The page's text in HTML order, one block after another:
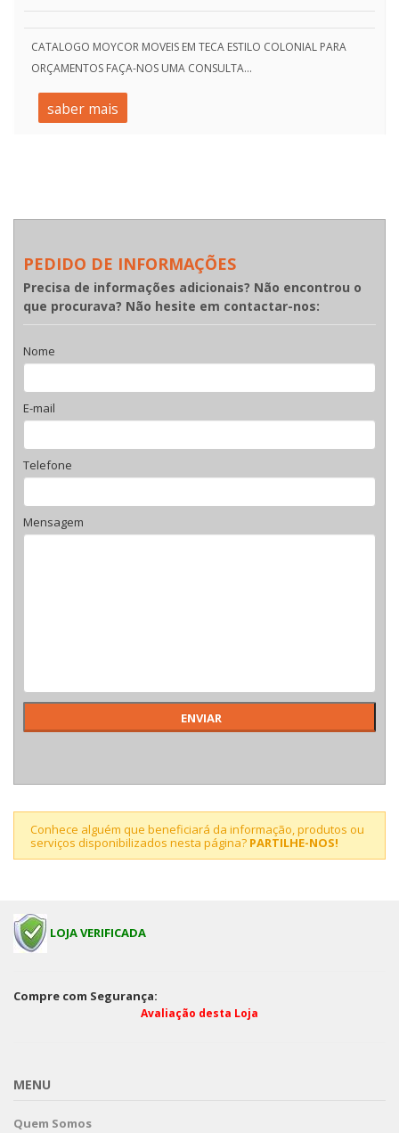
CATALOGO MOYCOR MOVEIS EM TECA ESTILO COLONIAL PARA
ORÇAMENTOS FAÇA-NOS UMA CONSULTA...
saber mais
PEDIDO DE INFORMAÇÕES
Precisa de informações adicionais? Não encontrou o
que procurava? Não hesite em contactar-nos:
Nome
E-mail
Telefone
Mensagem
Conhece alguém que beneficiará da informação, produtos ou
serviços disponibilizados nesta página? PARTILHE-NOS!
LOJA VERIFICADA
Compre com Segurança:
Avaliação desta Loja
MENU
Quem Somos